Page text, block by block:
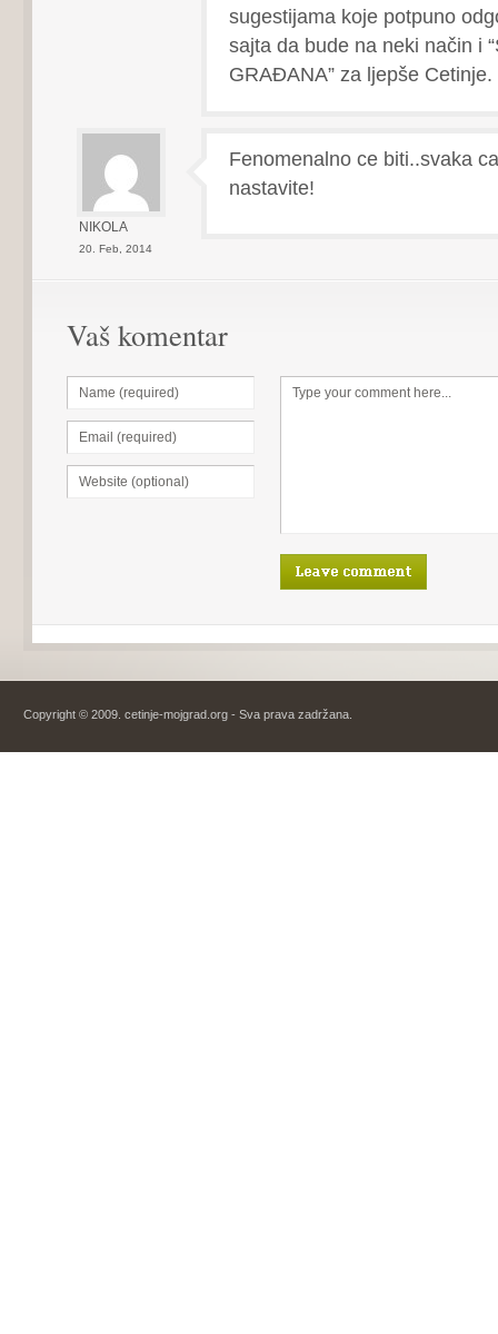
sugestijama koje potpuno
sajta da bude na neki način i
GRAĐANA” za ljepše Cetinje.
NIKOLA
20. Feb, 2014
Fenomenalno ce biti..svaka
nastavite!
Vaš komentar
Copyright © 2009. cetinje-mojgrad.org - Sva prava zadržana.